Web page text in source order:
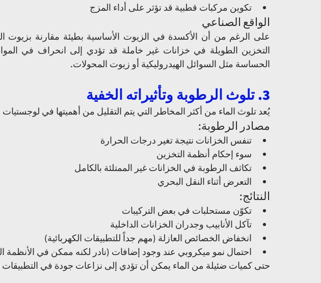
تكوين مركبات قطبية قد تؤثر على أداء المزج
الواقع الصناعي
الحساسة مثل السوائل الهيدروليكية أو زيوت المحولات.
3. تلوث الرطوبة وتأثيراته الخفية
يُعد تلوث الماء من أكثر المخاطر التي يتم التقليل من أهميتها في
مصادر الرطوبة:
تنفس الخزانات نتيجة تغير درجات الحرارة
سوء إحكام أنظمة التخزين
تكاثف الرطوبة في الخزانات غير الممتلئة بالكامل
التعرض أثناء النقل البحري
النتائج:
تكوّن مستحلبات في بعض التركيبات
تآكل الأنابيب وجدران الخزانات الداخلية
انخفاض الخصائص العازلة (مهم جداً للتطبيقات الكهربائية)
احتمال نمو ميكروبي عند وجود إضافات (نادر لكنه ممكن في الأنظمة
حتى كميات ضئيلة من الماء يمكن أن تؤدي إلى نزاعات جودة في التطبيقات